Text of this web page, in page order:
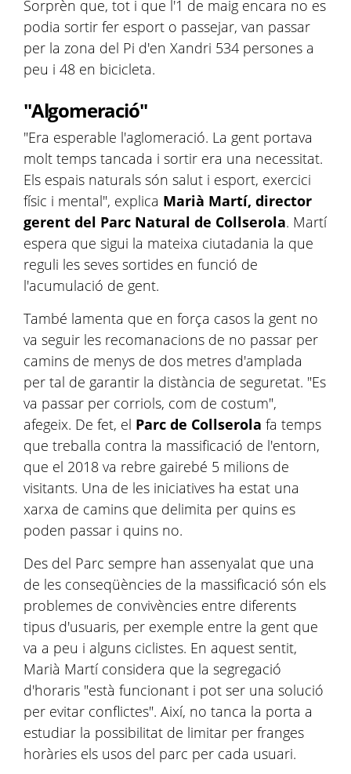
Sorprèn que, tot i que l'1 de maig encara no es
podia sortir fer esport o passejar, van passar
per la zona del Pi d'en Xandri 534 persones a
peu i 48 en bicicleta.
"Algomeració"
"Era esperable l'aglomeració. La gent portava
molt temps tancada i sortir era una necessitat.
Els espais naturals són salut i esport, exercici
físic i mental", explica Marià Martí, director
gerent del Parc Natural de Collserola. Martí
espera que sigui la mateixa ciutadania la que
reguli les seves sortides en funció de
l'acumulació de gent.
També lamenta que en força casos la gent no
va seguir les recomanacions de no passar per
camins de menys de dos metres d'amplada
per tal de garantir la distància de seguretat. "Es
va passar per corriols, com de costum",
afegeix. De fet, el Parc de Collserola fa temps
que treballa contra la massificació de l'entorn,
que el 2018 va rebre gairebé 5 milions de
visitants. Una de les iniciatives ha estat una
xarxa de camins que delimita per quins es
poden passar i quins no.
Des del Parc sempre han assenyalat que una
de les conseqüències de la massificació són els
problemes de convivències entre diferents
tipus d'usuaris, per exemple entre la gent que
va a peu i alguns ciclistes. En aquest sentit,
Marià Martí considera que la segregació
d'horaris "està funcionant i pot ser una solució
per evitar conflictes". Així, no tanca la porta a
estudiar la possibilitat de limitar per franges
horàries els usos del parc per cada usuari.